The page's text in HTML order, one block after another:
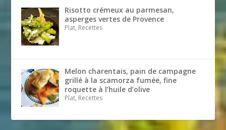
Risotto crémeux au parmesan,
asperges vertes de Provence
Plat, Recettes
Melon charentais, pain de campagne
grillé à la scamorza fumée, fine
roquette à l’huile d’olive
Plat, Recettes